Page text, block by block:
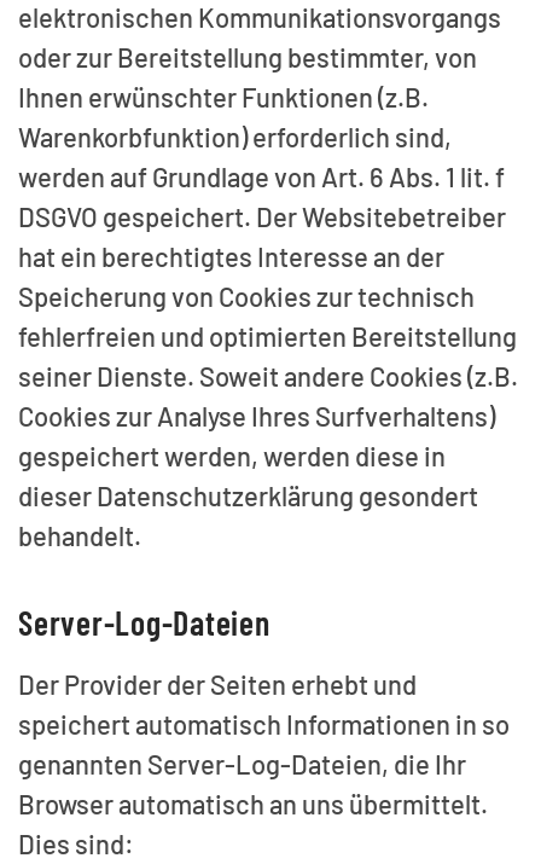
elektronischen Kommunikationsvorgangs
oder zur Bereitstellung bestimmter, von
Ihnen erwünschter Funktionen (z.B.
Warenkorbfunktion) erforderlich sind,
werden auf Grundlage von Art. 6 Abs. 1 lit. f
DSGVO gespeichert. Der Websitebetreiber
hat ein berechtigtes Interesse an der
Speicherung von Cookies zur technisch
fehlerfreien und optimierten Bereitstellung
seiner Dienste. Soweit andere Cookies (z.B.
Cookies zur Analyse Ihres Surfverhaltens)
gespeichert werden, werden diese in
dieser Datenschutzerklärung gesondert
behandelt.
Server-Log-Dateien
Der Provider der Seiten erhebt und
speichert automatisch Informationen in so
genannten Server-Log-Dateien, die Ihr
Browser automatisch an uns übermittelt.
Dies sind: